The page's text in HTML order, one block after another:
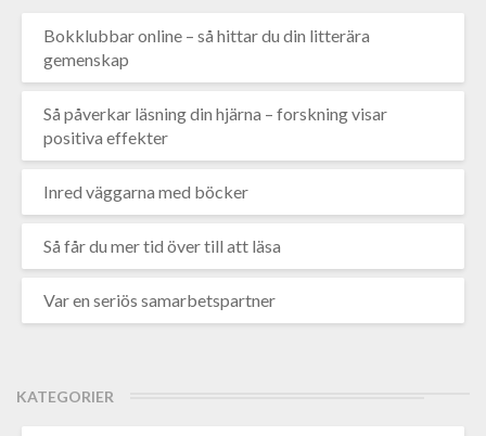
Bokklubbar online – så hittar du din litterära
gemenskap
Så påverkar läsning din hjärna – forskning visar
positiva effekter
Inred väggarna med böcker
Så får du mer tid över till att läsa
Var en seriös samarbetspartner
KATEGORIER